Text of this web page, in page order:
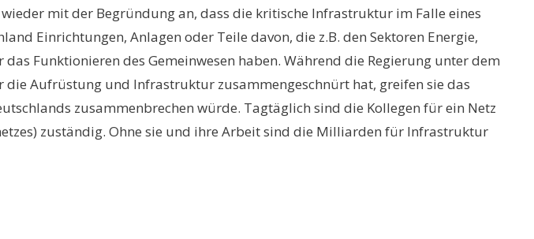
mit der Begründung an, dass die kritische Infrastruktur im Falle eines
Einrichtungen, Anlagen oder Teile davon, die z.B. den Sektoren Energie,
Funktionieren des Gemeinwesen haben. Während die Regierung unter dem
Aufrüstung und Infrastruktur zusammengeschnürt hat, greifen sie das
zusammenbrechen würde. Tagtäglich sind die Kollegen für ein Netz
zuständig. Ohne sie und ihre Arbeit sind die Milliarden für Infrastruktur